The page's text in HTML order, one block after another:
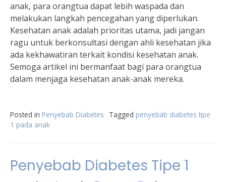
anak, para orangtua dapat lebih waspada dan
melakukan langkah pencegahan yang diperlukan.
Kesehatan anak adalah prioritas utama, jadi jangan
ragu untuk berkonsultasi dengan ahli kesehatan jika
ada kekhawatiran terkait kondisi kesehatan anak.
Semoga artikel ini bermanfaat bagi para orangtua
dalam menjaga kesehatan anak-anak mereka.
Posted in Penyebab Diabetes Tagged penyebab diabetes tipe
1 pada anak
Penyebab Diabetes Tipe 1